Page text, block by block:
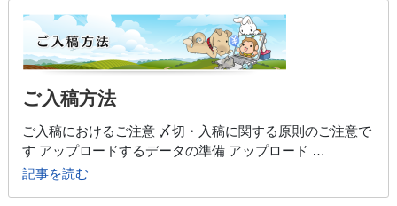
ご入稿方法
ご入稿におけるご注意 〆切・入稿に関する原則のご注意で
す アップロードするデータの準備 アップロード …
記事を読む